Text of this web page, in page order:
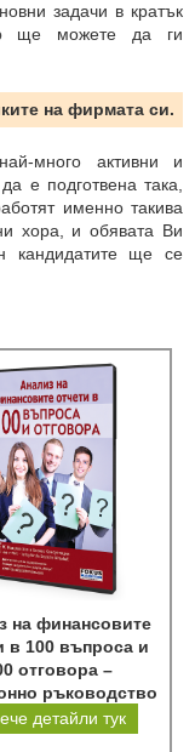
задачи в кратък
ще можете да ги
на фирмата си.
много активни и
е подготвена така,
именно такива
хора, и обявата Ви
кандидатите ще се
на финансовите
в 100 въпроса и
отговора –
ръководство
детайли тук